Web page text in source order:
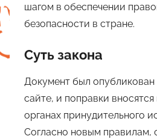
шагом в обеспечении
безопасности в стране.
Суть закона
Документ был
сайте, и поправки
органах принудительного
Согласно новым правилам,